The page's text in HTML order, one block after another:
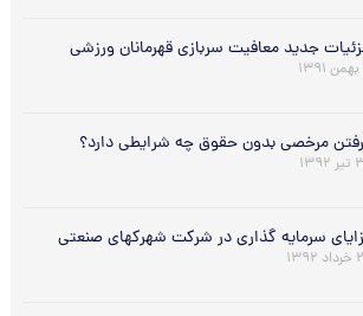
جدید معافیت سربازی قهرمانان ورزشی
مرخصی بدون حقوق چه شرایطی دارد؟
سرمایه گذاری در شرکت شهرکهای صنعتی